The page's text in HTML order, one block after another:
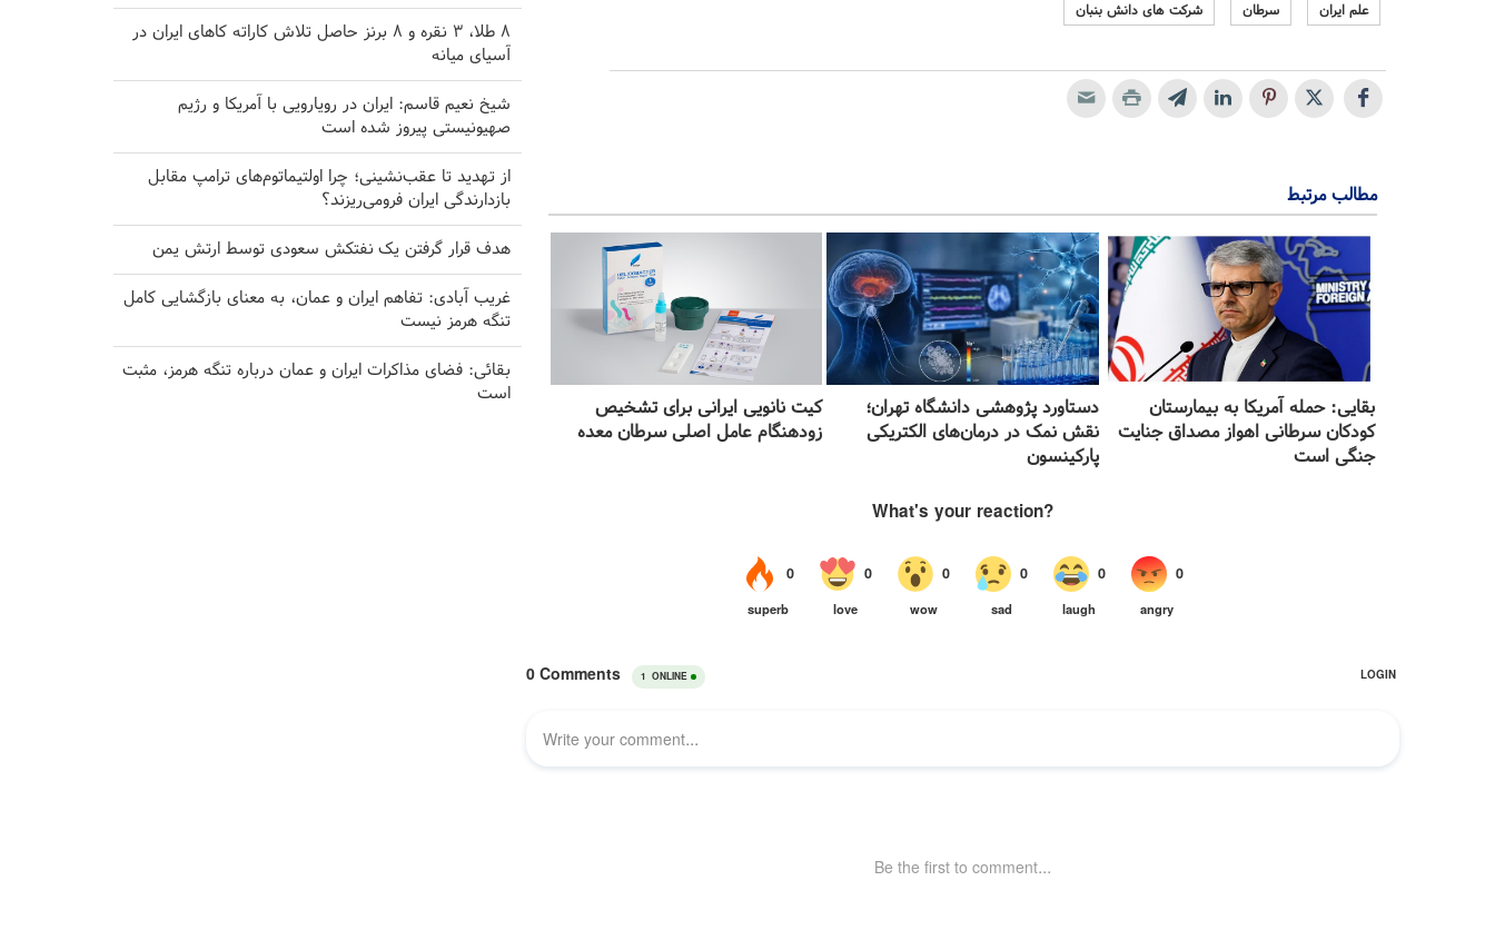
علم ایران سرطان شرکت های دانش بنبان
مطالب مرتبط
بقایی: حمله آمریکا به بیمارستان
کودکان سرطانی اهواز مصداق جنایت
جنگی است
دستاورد پژوهشی دانشگاه تهران؛
نقش نمک در درمان‌های الکتریکی
پارکینسون
کیت نانویی ایرانی برای تشخیص
زودهنگام عامل اصلی سرطان معده
۸ طلا، ۳ نقره و ۸ برنز حاصل تلاش کاراته کا‌های ایران در
آسیای میانه
شیخ نعیم قاسم: ایران در رویارویی با آمریکا و رژیم
صهیونیستی پیروز شده است
از تهدید تا عقب‌نشینی؛ چرا اولتیماتوم‌های ترامپ مقابل
بازدارندگی ایران فرومی‌ریزند؟
هدف قرار گرفتن یک نفتکش سعودی توسط ارتش یمن
غریب آبادی: تفاهم ایران و عمان، به معنای بازگشایی کامل
تنگه هرمز نیست
بقائی: فضای مذاکرات ایران و عمان درباره تنگه هرمز، مثبت
است